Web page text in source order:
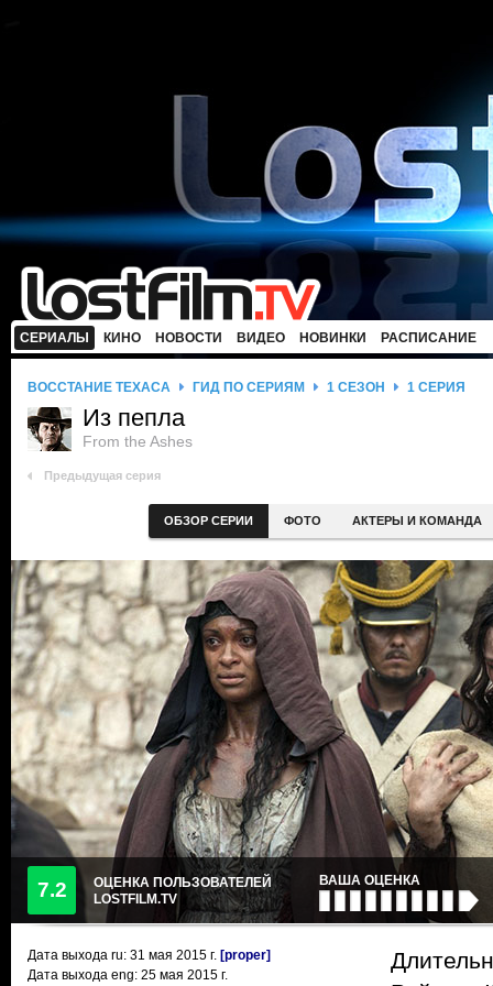
СЕРИАЛЫ КИНО НОВОСТИ ВИДЕО НОВИНКИ РАСПИСАНИЕ
ВОССТАНИЕ ТЕХАСА ГИД ПО СЕРИЯМ 1 СЕЗОН 1 СЕРИЯ
Из пепла
From the Ashes
Предыдущая серия
ОБЗОР СЕРИИ ФОТО АКТЕРЫ И КОМАНДА
7.2
ОЦЕНКА ПОЛЬЗОВАТЕЛЕЙ
LOSTFILM.TV
ВАША ОЦЕНКА
Дата выхода ru: 31 мая 2015 г. [proper]
Дата выхода eng: 25 мая 2015 г.